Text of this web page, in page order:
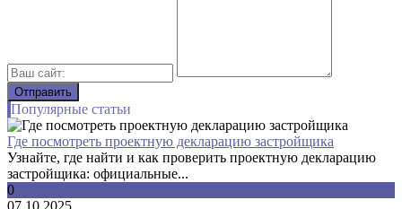
Популярные статьи
Где посмотреть проектную декларацию застройщика
Узнайте, где найти и как проверить проектную декларацию
застройщика: официальные...
0
07.10.2025